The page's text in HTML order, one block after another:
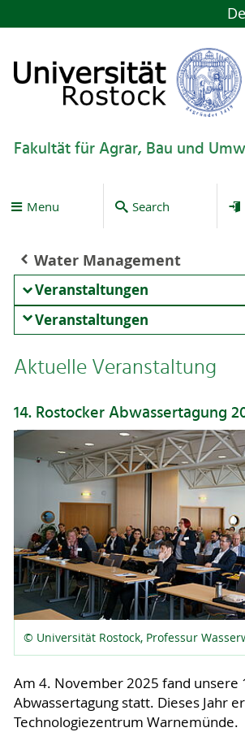
Fakultät für Agrar, Bau und
Menu Search
Water Management
Veranstaltungen
Veranstaltungen
Aktuelle Veranstaltung
14. Rostocker Abwassertagung
© Universität Rostock, Professur
Am 4. November 2025 fand unsere
Abwassertagung statt. Dieses Jahr
Technologiezentrum Warnemünde.